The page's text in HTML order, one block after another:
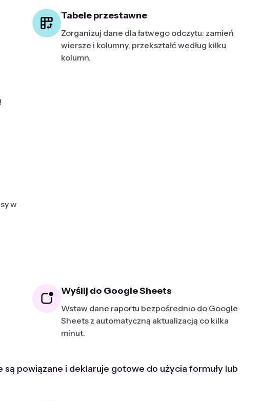
Tabele przestawne
Zorganizuj dane dla łatwego odczytu: zamień
wiersze i kolumny, przekształć według kilku
kolumn.
w
Wyślij do Google Sheets
Wstaw dane raportu bezpośrednio do Google
Sheets z automatyczną aktualizacją co kilka
minut.
powiązane i deklaruje gotowe do użycia formuły lub